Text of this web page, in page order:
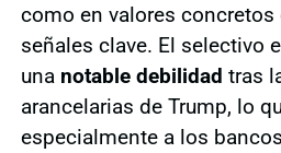
como en valores concretos
señales clave. El selectivo
una notable debilidad tras
arancelarias de Trump, lo
especialmente a los